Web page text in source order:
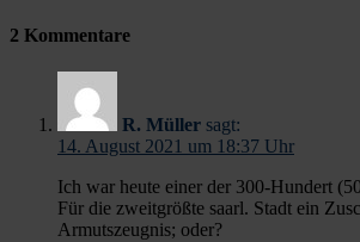
2 Kommentare
R. Müller sagt:
14. August 2021 um 18:37 Uhr
Ich war heute einer der 300-Hundert
Für die zweitgrößte saarl. Stadt ein
Armutszeugnis; oder?